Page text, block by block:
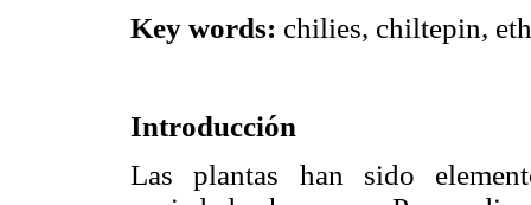
Key words: chilies, chiltepin,
Introducción
Las plantas han sido